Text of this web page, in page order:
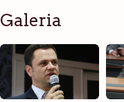
Galeria